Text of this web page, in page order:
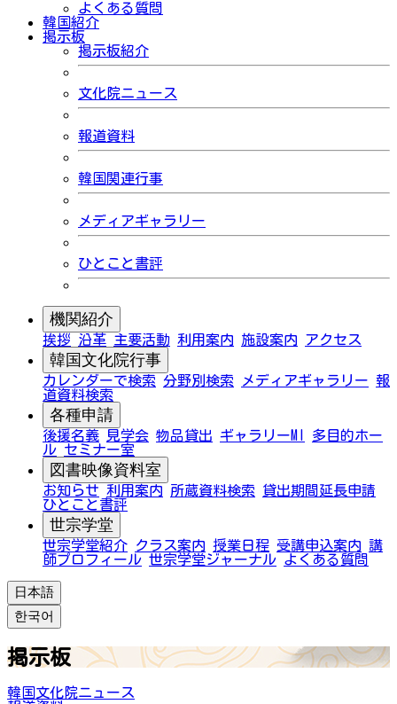
よくある質問
韓国紹介
掲示板
掲示板紹介
文化院ニュース
報道資料
韓国関連行事
メディアギャラリー
ひとこと書評
機関紹介
挨拶 沿革 主要活動 利用案内 施設案内 アクセス
韓国文化院行事
カレンダーで検索 分野別検索 メディアギャラリー 報
道資料検索
各種申請
後援名義 見学会 物品貸出 ギャラリーMI
多目的ホー
ル セミナー室
図書映像資料室
お知らせ 利用案内 所蔵資料検索
貸出期間延長申請
ひとこと書評
世宗学堂
世宗学堂紹介 クラス案内 授業日程 受講申込案内 講
師プロフィール 世宗学堂ジャーナル よくある質問
日本語
한국어
掲示板
韓国文化院ニュース